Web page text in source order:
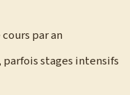
cours par an
parfois stages intensifs